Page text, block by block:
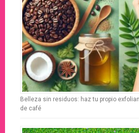
Belleza sin residuos: haz tu propio
de café